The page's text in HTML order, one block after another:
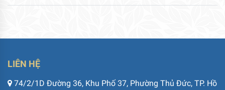
LIÊN HỆ
74/2/1D Đường 36, Khu Phố 37, Phường Thủ Đức, TP. Hồ